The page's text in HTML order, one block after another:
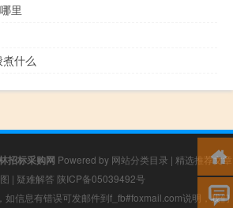
里
什么
招标采购网 Powered by 网站分类目录 | 精选推荐文章
| 疑难解答 陕ICP备05039492号
如信息有错误可发邮件到f_fb#foxmail.com说明，我们